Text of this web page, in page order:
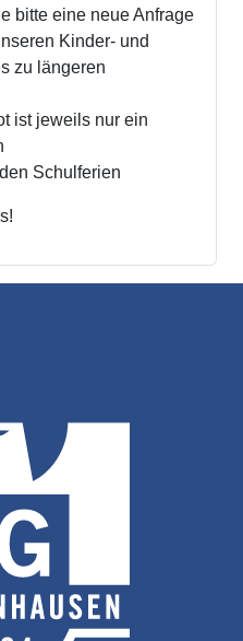
bitte eine neue Anfrage
Kinder- und
zu längeren
ist jeweils nur ein
Schulferien